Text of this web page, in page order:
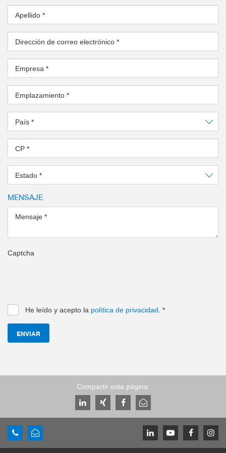
Apellido *
Dirección de correo electrónico *
Empresa *
Emplazamiento *
País *
CP *
Estado *
MENSAJE
Mensaje *
Captcha
He leído y acepto la política de privacidad *
ENVIAR
Compartir esta página: